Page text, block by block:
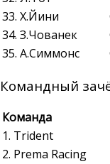
33. Х.Йини
34. З.Чованек
35. А.Симмонс
Командный
Команда
1. Trident
2. Prema Racing